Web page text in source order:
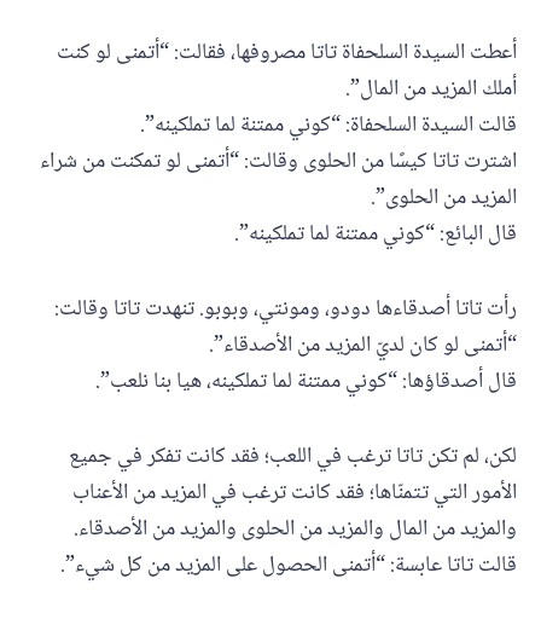
أعطت السيدة السلحفاة تاتا مصروفها، فقالت: “أتمنى لو كنت
أملك المزيد من المال”.
قالت السيدة السلحفاة: “كوني ممتنة لما تملكينه”.
اشترت تاتا كيسًا من الحلوى وقالت: “أتمنى لو تمكنت من شراء
المزيد من الحلوى”.
قال البائع: “كوني ممتنة لما تملكينه”.
رأت تاتا أصدقاءها دودو، ومونتي، وبوبو. تنهدت تاتا وقالت:
“أتمنى لو كان لديّ المزيد من الأصدقاء”.
قال أصدقاؤها: “كوني ممتنة لما تملكينه، هيا بنا نلعب”.
لكن، لم تكن تاتا ترغب في اللعب؛ فقد كانت تفكر في جميع
الأمور التي تتمنّاها؛ فقد كانت ترغب في المزيد من الأعناب
والمزيد من المال والمزيد من الحلوى والمزيد من الأصدقاء.
قالت تاتا عابسة: “أتمنى الحصول على المزيد من كل شيء”.